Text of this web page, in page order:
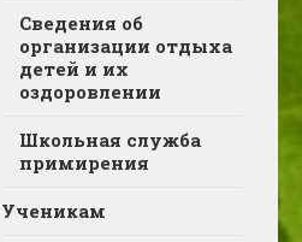
Сведения об
организации отдыха
детей и их
оздоровлении
Школьная служба
примирения
Ученикам